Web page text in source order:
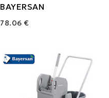
BAYERSAN
78.06 €